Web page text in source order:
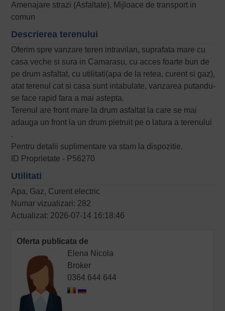
Amenajare strazi (Asfaltate), Mijloace de transport in
comun
Descrierea terenului
Oferim spre vanzare teren intravilan, suprafata mare cu
casa veche si sura in Camarasu, cu acces foarte bun de
pe drum asfaltat, cu utilitati(apa de la retea, curent si gaz),
atat terenul cat si casa sunt intabulate, vanzarea putandu-
se face rapid fara a mai astepta.
Terenul are front mare la drum asfaltat la care se mai
adauga un front la un drum pietruit pe o latura a terenului
.
Pentru detalii suplimentare va stam la dispozitie.
ID Proprietate - P56270
Utilitati
Apa, Gaz, Curent electric
Numar vizualizari: 282
Actualizat: 2026-07-14 16:18:46
Oferta publicata de
Elena Nicola
Broker
0364 644 644